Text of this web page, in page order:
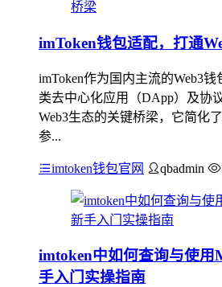
imToken钱包适配，打通
imToken作为国内主流的Web3
类去中心化应用（DApp）及协
Web3生态的关键桥梁，它简化
参...
imtoken钱包官网 qbadmin
imtoken中如何查询与使
手入门实操指南